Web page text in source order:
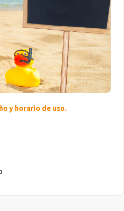
y horario de uso.